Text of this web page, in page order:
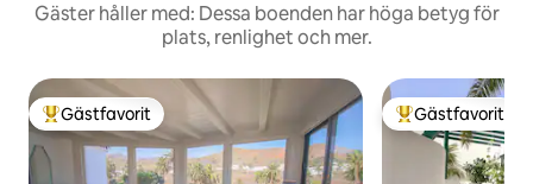
Gäster håller med: Dessa boenden har höga betyg för
plats, renlighet och mer.
Populär gästfavorit
Gästfavorit Populär
Gästfavorit